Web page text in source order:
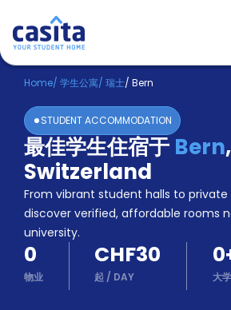
Home ZH CHF
登
入
Booking
Accommodation
About
us
Blog
Refer
And
Earn
Become
Home/ 学生公寓/ 瑞士/ Bern
STUDENT ACCOMMODATION
最佳学生住宿于 Bern,
Switzerland
From vibrant student halls to
discover verified, affordable rooms
university.
0
物业
CHF30
起 / DAY
0
大学